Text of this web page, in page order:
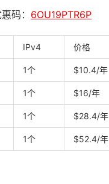
码： 6OU19PTR6P
IPv4 价格
1个 $10.4/年
1个 $16/年
1个 $28.4/年
1个 $52.4/年